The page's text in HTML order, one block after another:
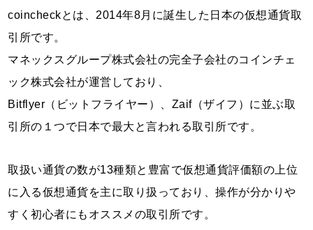
coincheckとは、2014年8月に誕生した日本の仮想通貨取
引所です。
マネックスグループ株式会社の完全子会社のコインチェ
ック株式会社が運営しており、
Bitflyer（ビットフライヤー）、Zaif（ザイフ）に並ぶ取
引所の１つで日本で最大と言われる取引所です。
取扱い通貨の数が13種類と豊富で仮想通貨評価額の上位
に入る仮想通貨を主に取り扱っており、操作が分かりや
すく初心者にもオススメの取引所です。